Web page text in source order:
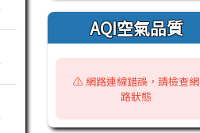
AQI空氣品質
⚠️ 網路連線錯誤，請檢查網
路狀態